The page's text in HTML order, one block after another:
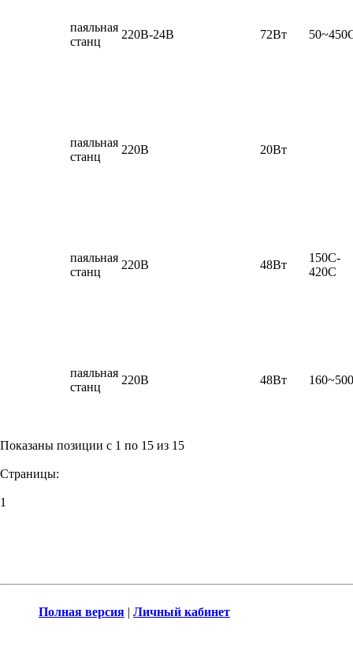
паяльная
станц
220В-24В 72Вт
паяльная
станц
220В 20Вт
паяльная
станц
220В 48Вт
150C-
420C
паяльная
станц
220В 48Вт
Показаны позиции с 1 по 15 из 15
Страницы:
1
Полная версия | Личный кабинет